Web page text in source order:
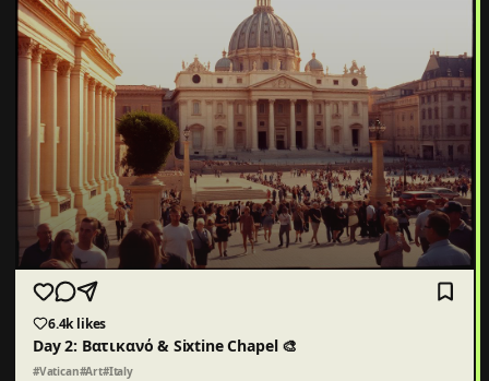
6.4klikes
Day 2: Βατικανό & Sixtine Chapel 🎨
#Vatican#Art#Italy